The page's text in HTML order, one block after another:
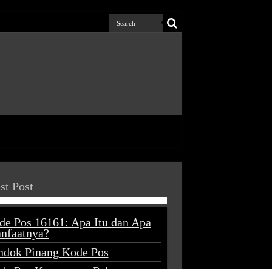
Post
Pos 16161: Apa Itu dan Apa
Pinang Kode Pos